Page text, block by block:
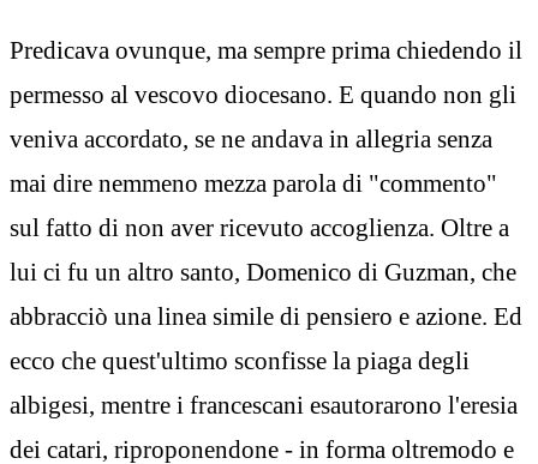
Predicava ovunque, ma sempre prima chiedendo il
permesso al vescovo diocesano. E quando non gli
veniva accordato, se ne andava in allegria senza
mai dire nemmeno mezza parola di "commento"
sul fatto di non aver ricevuto accoglienza. Oltre a
lui ci fu un altro santo, Domenico di Guzman, che
abbracciò una linea simile di pensiero e azione. Ed
ecco che quest'ultimo sconfisse la piaga degli
albigesi, mentre i francescani esautorarono l'eresia
dei catari, riproponendone - in forma oltremodo e